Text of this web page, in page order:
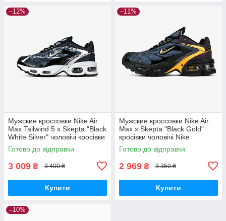
–12%
Мужские кроссовки Nike Air
Max Tailwind 5 x Skepta "Black
White Silver" чоловічі кросівки
Nike
Готово до відправки
3 009 ₴ 3 400 ₴
Купити
–11%
Мужские кроссовки Nike Air
Max x Skepta "Black Gold"
кросівки чоловічі Nike
Готово до відправки
2 969 ₴ 3 350 ₴
Купити
–10%